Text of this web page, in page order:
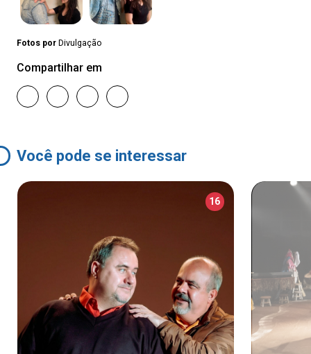
Fotos por Divulgação
Compartilhar em
Você pode se interessar
16